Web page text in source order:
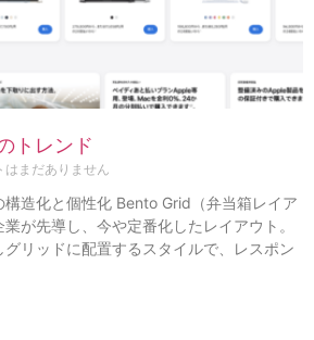
トレンド
はまだありません
構造化と個性化 Bento Grid（弁当箱レイア
が先導し、今や定番化したレイアウト。
リッドに配置するスタイルで、レスポン